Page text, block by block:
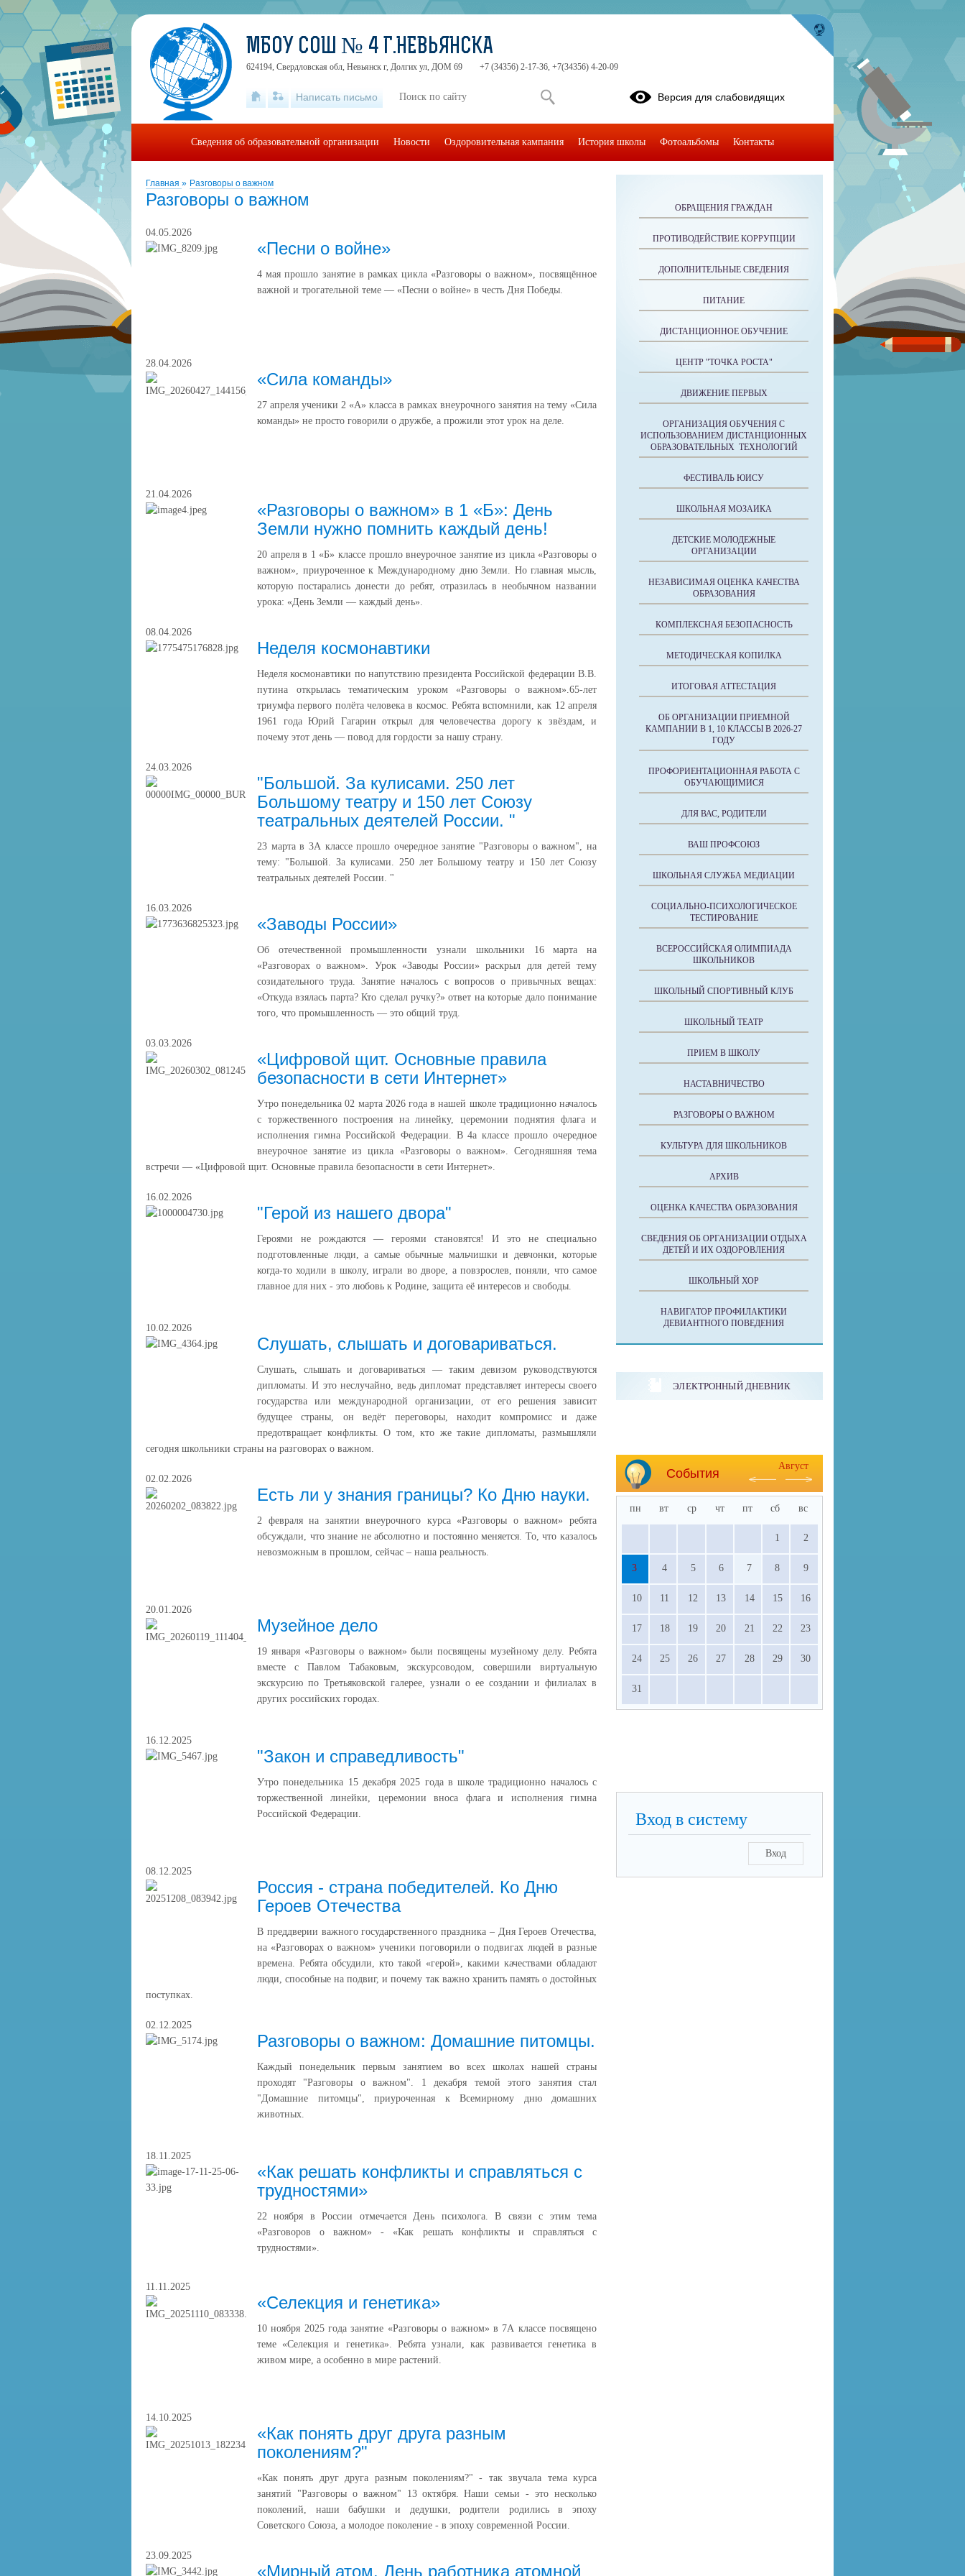
Главная » Разговоры о важном
Разговоры о важном
04.05.2026
«Песни о войне»
4 мая прошло занятие в рамках цикла «Разговоры о важном», посвящённое
важной и трогательной теме — «Песни о войне» в честь Дня Победы.
28.04.2026
«Сила команды»
27 апреля ученики 2 «А» класса в рамках внеурочного занятия на тему «Сила
команды» не просто говорили о дружбе, а прожили этот урок на деле.
21.04.2026
«Разговоры о важном» в 1 «Б»: День
Земли нужно помнить каждый день!
20 апреля в 1 «Б» классе прошло внеурочное занятие из цикла «Разговоры о
важном», приуроченное к Международному дню Земли. Но главная мысль,
которую постарались донести до ребят, отразилась в необычном названии
урока: «День Земли — каждый день».
08.04.2026
Неделя космонавтики
Неделя космонавтики по напутствию президента Российской федерации В.В.
путина открылась тематическим уроком «Разговоры о важном».65-лет
триумфа первого полёта человека в космос. Ребята вспомнили, как 12 апреля
1961 года Юрий Гагарин открыл для человечества дорогу к звёздам, и
почему этот день — повод для гордости за нашу страну.
24.03.2026
"Большой. За кулисами. 250 лет
Большому театру и 150 лет Союзу
театральных деятелей России. "
23 марта в 3А классе прошло очередное занятие "Разговоры о важном", на
тему: "Большой. За кулисами. 250 лет Большому театру и 150 лет Союзу
театральных деятелей России. "
16.03.2026
«Заводы России»
Об отечественной промышленности узнали школьники 16 марта на
«Разговорах о важном». Урок «Заводы России» раскрыл для детей тему
созидательного труда. Занятие началось с вопросов о привычных вещах:
«Откуда взялась парта? Кто сделал ручку?» ответ на которые дало понимание
того, что промышленность — это общий труд.
03.03.2026
«Цифровой щит. Основные правила
безопасности в сети Интернет»
Утро понедельника 02 марта 2026 года в нашей школе традиционно началось
с торжественного построения на линейку, церемонии поднятия флага и
исполнения гимна Российской Федерации. В 4а классе прошло очередное
внеурочное занятие из цикла «Разговоры о важном». Сегодняшняя тема
встречи — «Цифровой щит. Основные правила безопасности в сети Интернет».
16.02.2026
"Герой из нашего двора"
Героями не рождаются — героями становятся! И это не специально
подготовленные люди, а самые обычные мальчишки и девчонки, которые
когда-то ходили в школу, играли во дворе, а повзрослев, поняли, что самое
главное для них - это любовь к Родине, защита её интересов и свободы.
10.02.2026
Слушать, слышать и договариваться.
Слушать, слышать и договариваться — таким девизом руководствуются
дипломаты. И это неслучайно, ведь дипломат представляет интересы своего
государства или международной организации, от его решения зависит
будущее страны, он ведёт переговоры, находит компромисс и даже
предотвращает конфликты. О том, кто же такие дипломаты, размышляли
сегодня школьники страны на разговорах о важном.
02.02.2026
Есть ли у знания границы? Ко Дню науки.
2 февраля на занятии внеурочного курса «Разговоры о важном» ребята
обсуждали, что знание не абсолютно и постоянно меняется. То, что казалось
невозможным в прошлом, сейчас – наша реальность.
20.01.2026
Музейное дело
19 января «Разговоры о важном» были посвящены музейному делу. Ребята
вместе с Павлом Табаковым, экскурсоводом, совершили виртуальную
экскурсию по Третьяковской галерее, узнали о ее создании и филиалах в
других российских городах.
16.12.2025
"Закон и справедливость"
Утро понедельника 15 декабря 2025 года в школе традиционно началось с
торжественной линейки, церемонии вноса флага и исполнения гимна
Российской Федерации.
08.12.2025
Россия - страна победителей. Ко Дню
Героев Отечества
В преддверии важного государственного праздника – Дня Героев Отечества,
на «Разговорах о важном» ученики поговорили о подвигах людей в разные
времена. Ребята обсудили, кто такой «герой», какими качествами обладают
люди, способные на подвиг, и почему так важно хранить память о достойных
поступках.
02.12.2025
Разговоры о важном: Домашние питомцы.
Каждый понедельник первым занятием во всех школах нашей страны
проходят "Разговоры о важном". 1 декабря темой этого занятия стал
"Домашние питомцы", приуроченная к Всемирному дню домашних
животных.
18.11.2025
«Как решать конфликты и справляться с
трудностями»
22 ноября в России отмечается День психолога. В связи с этим тема
«Разговоров о важном» - «Как решать конфликты и справляться с
трудностями».
11.11.2025
«Селекция и генетика»
10 ноября 2025 года занятие «Разговоры о важном» в 7А классе посвящено
теме «Селекция и генетика». Ребята узнали, как развивается генетика в
живом мире, а особенно в мире растений.
14.10.2025
«Как понять друг друга разным
поколениям?"
«Как понять друг друга разным поколениям?" - так звучала тема курса
занятий "Разговоры о важном" 13 октября. Наши семьи - это несколько
поколений, наши бабушки и дедушки, родители родились в эпоху
Советского Союза, а молодое поколение - в эпоху современной России.
23.09.2025
«Мирный атом. День работника атомной
ОБРАЩЕНИЯ ГРАЖДАН
ПРОТИВОДЕЙСТВИЕ КОРРУПЦИИ
ДОПОЛНИТЕЛЬНЫЕ СВЕДЕНИЯ
ПИТАНИЕ
ДИСТАНЦИОННОЕ ОБУЧЕНИЕ
ЦЕНТР "ТОЧКА РОСТА"
ДВИЖЕНИЕ ПЕРВЫХ
ОРГАНИЗАЦИЯ ОБУЧЕНИЯ С
ИСПОЛЬЗОВАНИЕМ ДИСТАНЦИОННЫХ
ОБРАЗОВАТЕЛЬНЫХ ТЕХНОЛОГИЙ
ФЕСТИВАЛЬ ЮИСУ
ШКОЛЬНАЯ МОЗАИКА
ДЕТСКИЕ МОЛОДЕЖНЫЕ
ОРГАНИЗАЦИИ
НЕЗАВИСИМАЯ ОЦЕНКА КАЧЕСТВА
ОБРАЗОВАНИЯ
КОМПЛЕКСНАЯ БЕЗОПАСНОСТЬ
МЕТОДИЧЕСКАЯ КОПИЛКА
ИТОГОВАЯ АТТЕСТАЦИЯ
ОБ ОРГАНИЗАЦИИ ПРИЕМНОЙ
КАМПАНИИ В 1, 10 КЛАССЫ В 2026-27
ГОДУ
ПРОФОРИЕНТАЦИОННАЯ РАБОТА С
ОБУЧАЮЩИМИСЯ
ДЛЯ ВАС, РОДИТЕЛИ
ВАШ ПРОФСОЮЗ
ШКОЛЬНАЯ СЛУЖБА МЕДИАЦИИ
СОЦИАЛЬНО-ПСИХОЛОГИЧЕСКОЕ
ТЕСТИРОВАНИЕ
ВСЕРОССИЙСКАЯ ОЛИМПИАДА
ШКОЛЬНИКОВ
ШКОЛЬНЫЙ СПОРТИВНЫЙ КЛУБ
ШКОЛЬНЫЙ ТЕАТР
ПРИЕМ В ШКОЛУ
НАСТАВНИЧЕСТВО
РАЗГОВОРЫ О ВАЖНОМ
КУЛЬТУРА ДЛЯ ШКОЛЬНИКОВ
АРХИВ
ОЦЕНКА КАЧЕСТВА ОБРАЗОВАНИЯ
СВЕДЕНИЯ ОБ ОРГАНИЗАЦИИ ОТДЫХА
ДЕТЕЙ И ИХ ОЗДОРОВЛЕНИЯ
ШКОЛЬНЫЙ ХОР
НАВИГАТОР ПРОФИЛАКТИКИ
ДЕВИАНТНОГО ПОВЕДЕНИЯ
ЭЛЕКТРОННЫЙ ДНЕВНИК
События
Август
пн вт ср чт пт сб вс
1 2
3 4 5 6 7 8 9
10 11 12 13 14 15 16
17 18 19 20 21 22 23
24 25 26 27 28 29 30
31
Вход в систему
Вход
МБОУ СОШ № 4 Г.НЕВЬЯНСКА
624194, Свердловская обл, Невьянск г, Долгих ул, ДОМ 69 +7 (34356) 2-17-36, +7(34356) 4-20-09
Написать письмо Версия для слабовидящих
Сведения об образовательной организации Новости Оздоровительная кампания История школы Фотоальбомы Контакты